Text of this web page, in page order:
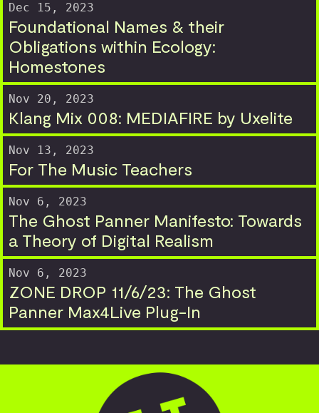
Dec 15, 2023
Foundational Names & their
Obligations within Ecology:
Homestones
Nov 20, 2023
Klang Mix 008: MEDIAFIRE by Uxelite
Nov 13, 2023
For The Music Teachers
Nov 6, 2023
The Ghost Panner Manifesto: Towards
a Theory of Digital Realism
Nov 6, 2023
ZONE DROP 11/6/23: The Ghost
Panner Max4Live Plug-In